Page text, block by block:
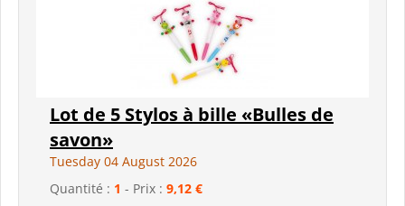
Lot de 5 Stylos à bille «Bulles de
savon»
Tuesday 04 August 2026
Quantité : 1 - Prix : 9,12 €